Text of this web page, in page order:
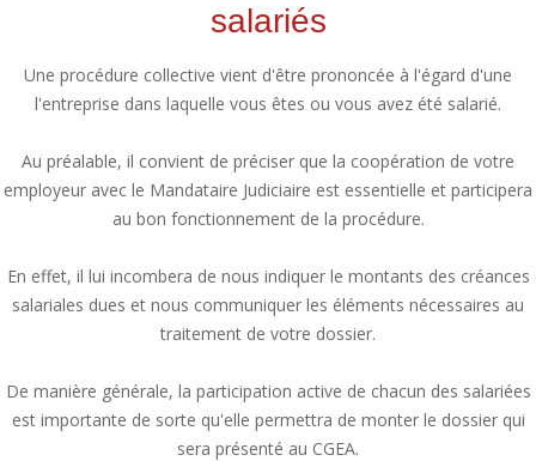
salariés
Une procédure collective vient d'être prononcée à l'égard d'une
l'entreprise dans laquelle vous êtes ou vous avez été salarié.
Au préalable, il convient de préciser que la coopération de votre
employeur avec le Mandataire Judiciaire est essentielle et participera
au bon fonctionnement de la procédure.
En effet, il lui incombera de nous indiquer le montants des créances
salariales dues et nous communiquer les éléments nécessaires au
traitement de votre dossier.
De manière générale, la participation active de chacun des salariées
est importante de sorte qu'elle permettra de monter le dossier qui
sera présenté au CGEA.